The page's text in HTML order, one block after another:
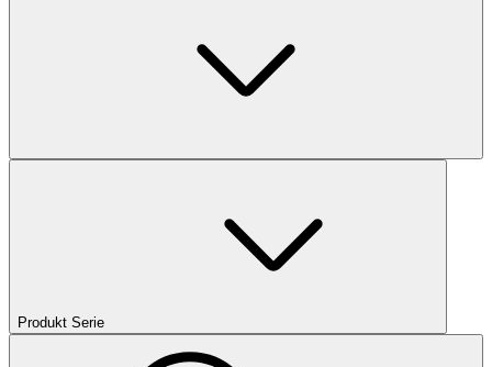
Produkt Serie